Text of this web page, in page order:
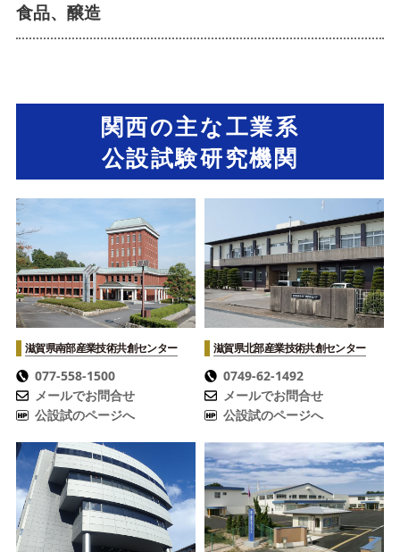
食品、醸造
関西の主な工業系
公設試験研究機関
滋賀県南部産業技術共創センター
077-558-1500
メールでお問合せ
公設試のページへ
滋賀県北部産業技術共創センター
0749-62-1492
メールでお問合せ
公設試のページへ